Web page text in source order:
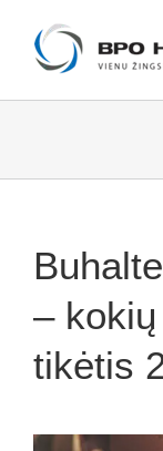
content
–
tikėtis